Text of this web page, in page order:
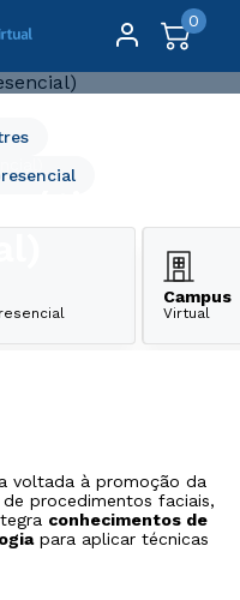
0
Campus
Virtual
voltada à promoção da
procedimentos faciais,
conhecimentos de
para aplicar técnicas